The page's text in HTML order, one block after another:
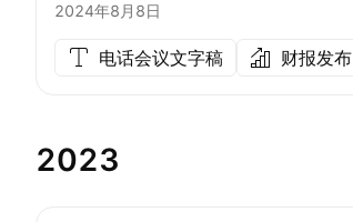
2024年8月8日
电话会议文字稿 财报发布
2023